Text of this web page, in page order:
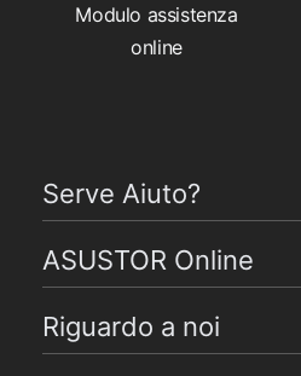
Modulo assistenza
online
Serve Aiuto?
ASUSTOR Online
Riguardo a noi